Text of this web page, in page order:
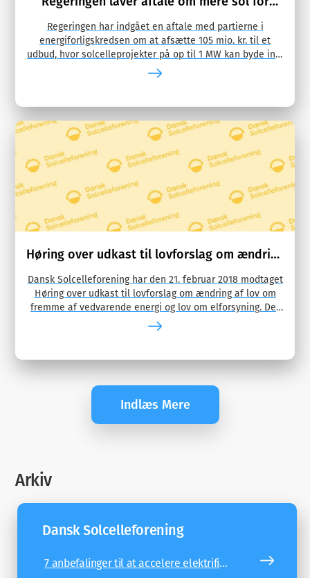
Regeringen har indgået en aftale med partierne i
energiforligskredsen om at afsætte 105 mio. kr. til et
udbud, hvor solcelleprojekter på op til 1 MW kan byde ind.
Det forventes at …
Høring over udkast til lovforslag om ændring
lov om elforsyning
Dansk Solcelleforening har den 21. februar 2018 modtaget
Høring over udkast til lovforslag om ændring af lov om
fremme af vedvarende energi og lov om elforsyning. Det
er med …
Indlæs Mere
Arkiv
Dansk Solcelleforening
7 anbefalinger til at accelere elektrificering og lokal grøn energiproduktion - Dansk Solcelleforening